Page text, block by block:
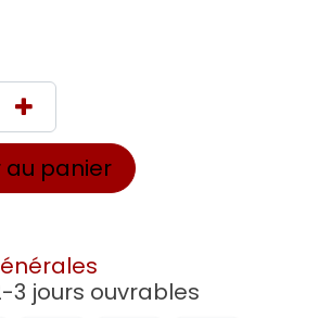
au panier
3 jours ouvrables